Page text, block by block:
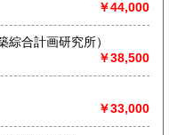
の処分等、お客様のご
。建築関係の作品集、
グなど、お引取り致しま
ームページ等、いずれか
い。
￥44,000
本鹿名夫作品集 （建築綜合計画研究所）
￥38,500
￥33,000